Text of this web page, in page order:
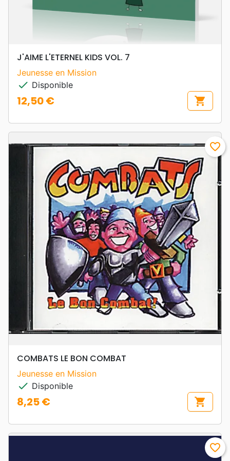
J'AIME L'ETERNEL KIDS VOL. 7
Jeunesse en Mission
check Disponible
Prix
12,50 € shopping_cart
favorite_border
COMBATS LE BON COMBAT
Jeunesse en Mission
check Disponible
Prix
8,25 € shopping_cart
favorite_border